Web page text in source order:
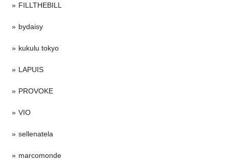
FILLTHEBILL
bydaisy
kukulu tokyo
LAPUIS
PROVOKE
VIO
sellenatela
marcomonde